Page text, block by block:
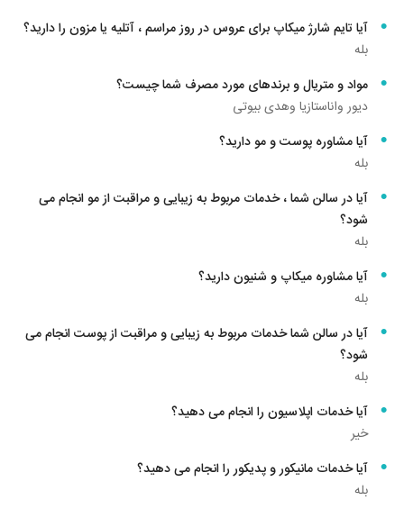
آیا تایم شارژ میکاپ برای عروس در روز مراسم ، آتلیه یا مزون را دارید؟
بله
مواد و متریال و برندهای مورد مصرف شما چیست؟
دیور واناستازیا وهدی بیوتی
آیا مشاوره پوست و مو دارید؟
بله
آیا در سالن شما ، خدمات مربوط به زیبایی و مراقبت از مو انجام می
شود؟
بله
آیا مشاوره میکاپ و شنیون دارید؟
بله
آیا در سالن شما خدمات مربوط به زیبایی و مراقبت از پوست انجام می
شود؟
بله
آیا خدمات اپلاسیون را انجام می دهید؟
خیر
آیا خدمات مانیکور و پدیکور را انجام می دهید؟
بله